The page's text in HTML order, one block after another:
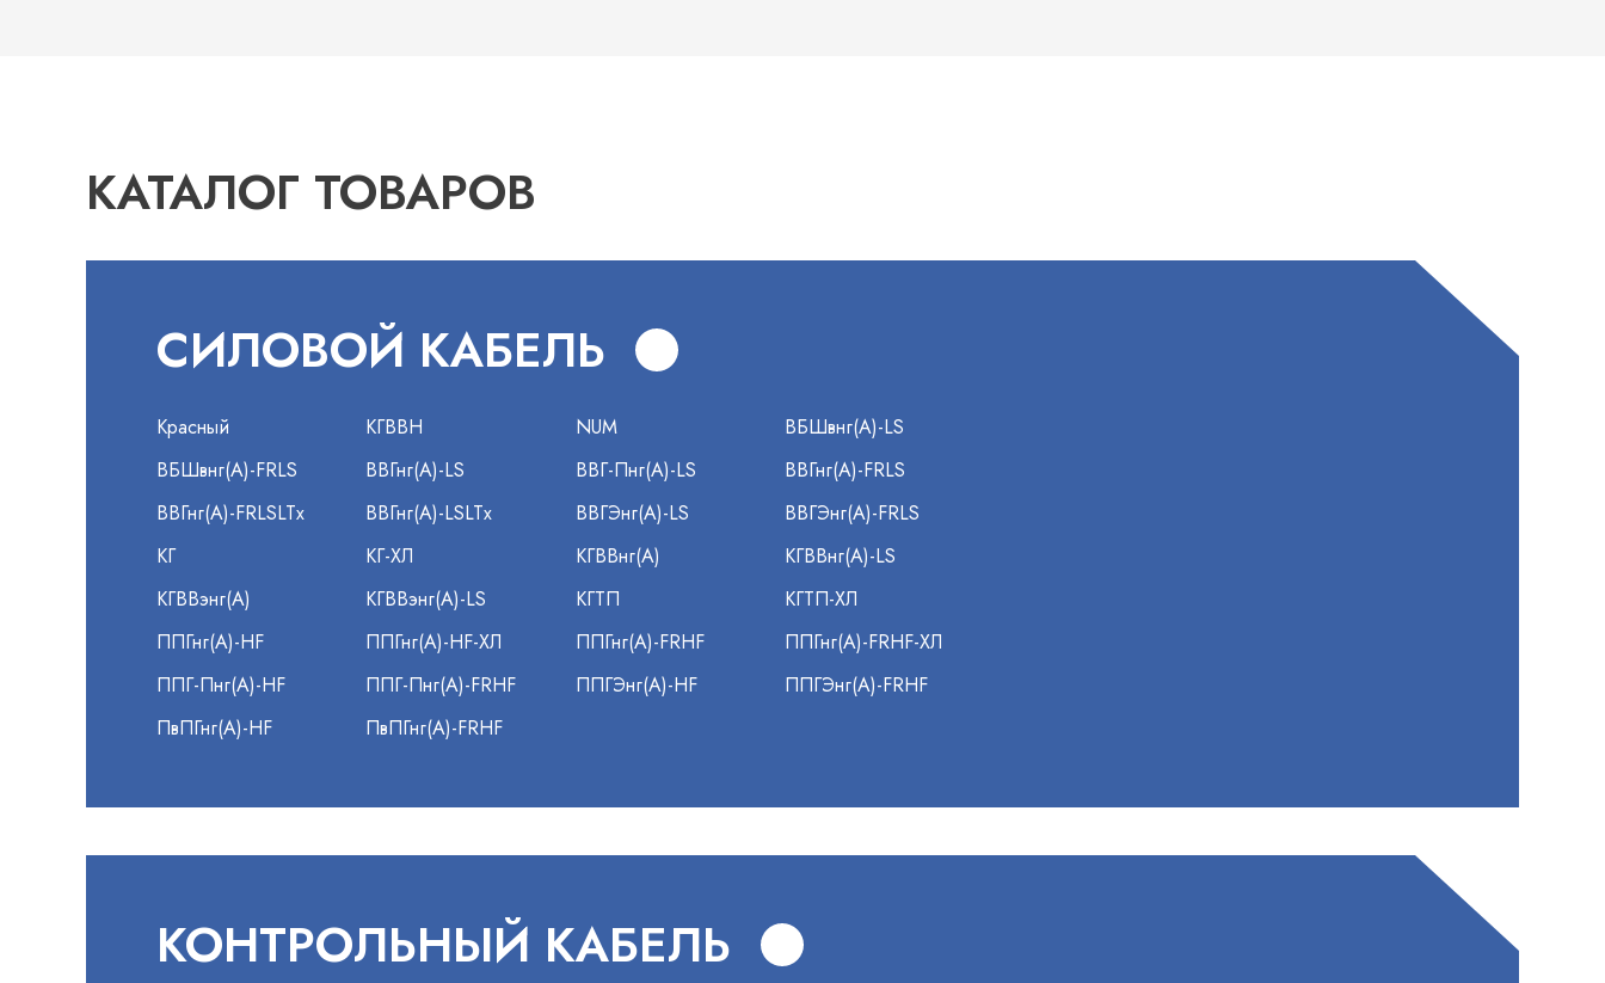
КАТАЛОГ ТОВАРОВ
СИЛОВОЙ КАБЕЛЬ
Красный КГВВН NUM
ВБШвнг(А)-LS
ВБШвнг(А)-FRLS
ВВГнг(А)-LS ВВГ-Пнг(А)-LS
ВВГнг(А)-FRLS
ВВГнг(А)-FRLSLTx
ВВГнг(А)-LSLTx ВВГЭнг(А)-LS
ВВГЭнг(А)-FRLS
КГ
КГ-ХЛ КГВВнг(А)
КГВВнг(А)-LS
КГВВэнг(А)
КГВВэнг(А)-LS КГТП
КГТП-ХЛ
ППГнг(А)-HF
ППГнг(А)-HF-ХЛ ППГнг(А)-FRHF
ППГнг(А)-FRHF-ХЛ
ППГ-Пнг(А)-HF
ППГ-Пнг(А)-FRHF ППГЭнг(А)-HF
ППГЭнг(А)-FRHF
ПвПГнг(А)-HF
ПвПГнг(А)-FRHF
КОНТРОЛЬНЫЙ КАБЕЛЬ